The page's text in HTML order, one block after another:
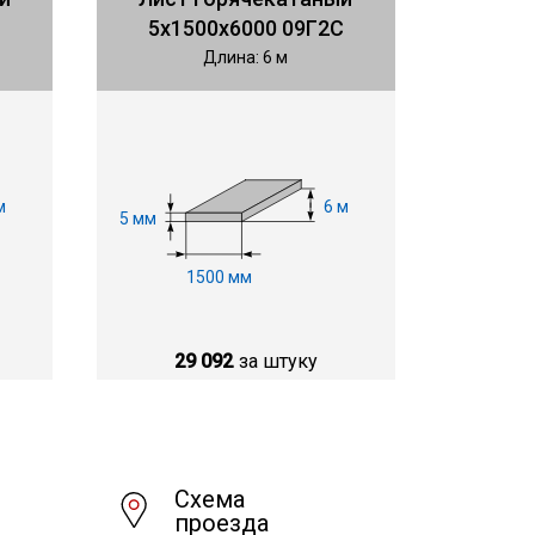
5х1500х6000 09Г2С
Длина: 6 м
5 мм
6 м
1500 мм
29 092 за штуку
Схема
проезда